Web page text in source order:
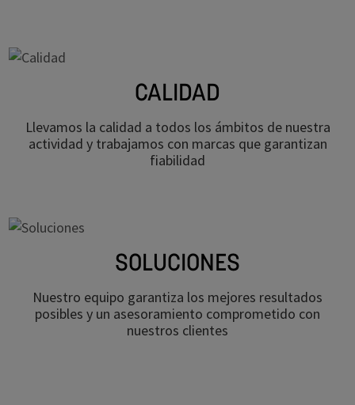
CALIDAD
Llevamos la calidad a todos los ámbitos de nuestra
actividad y trabajamos con marcas que garantizan
fiabilidad
SOLUCIONES
Nuestro equipo garantiza los mejores resultados
posibles y un asesoramiento comprometido con
nuestros clientes